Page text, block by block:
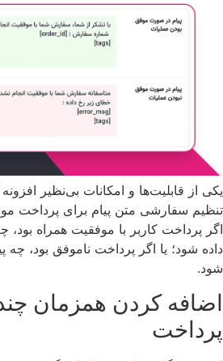
یکی از قابلیت‌ها و امکانات بی‌نظیر
تنظیم سفارشی‌ متن پیام برای پرداخت
اگر پرداخت کاربر با موفقیت همراه
داده شود؛ یا اگر پرداخت ناموفق بود، چه
شود.
اضافه کردن همزمان
پرداخت